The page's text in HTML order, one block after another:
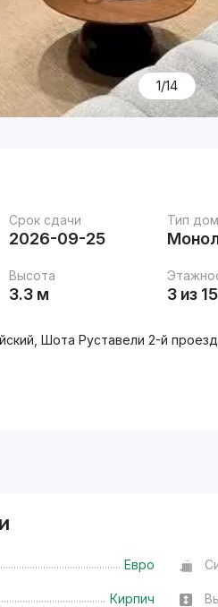
1/14
Срок сдачи
2026-09-25
Тип
Высота
3.3 м 3 из 15
Шота Руставели 2-й
Евро
Кирпич